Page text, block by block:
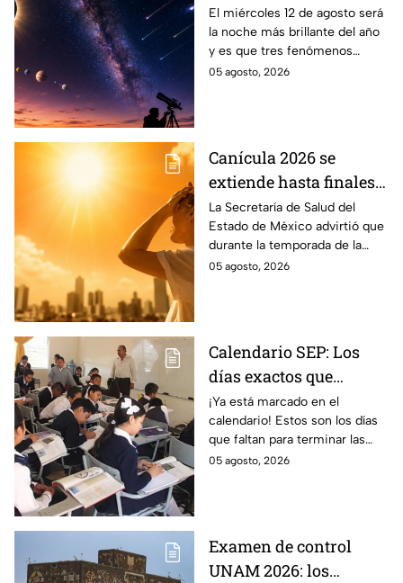
ocurrirán tres
fenómenos
astronómicos que
México sí podrá ver
El miércoles 12 de agosto será
la noche más brillante del año
y es que tres fenómenos
astronómicos ocurrirán el
05 agosto, 2026
Canícula 2026 se
extiende hasta finales
de agosto: estas son las
enfermedades más
comunes de la
temporada
La Secretaría de Salud del
Estado de México advirtió que
durante la temporada de la
canícula 2026 suelen aumentar
05 agosto, 2026
Calendario SEP: Los
días exactos que
quedan de las
vacaciones de verano
antes del regreso a
clases
¡Ya está marcado en el
calendario! Estos son los días
que faltan para terminar las
vacaciones de verano y que dé
05 agosto, 2026
Examen de control
UNAM 2026: los